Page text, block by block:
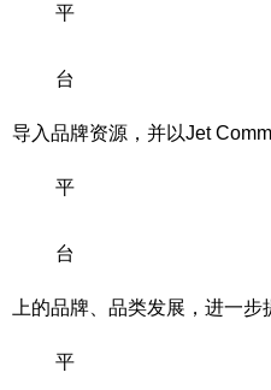
平
台
导入品牌资源，并以Jet
平
台
上的品牌、品类发展，进一步
平